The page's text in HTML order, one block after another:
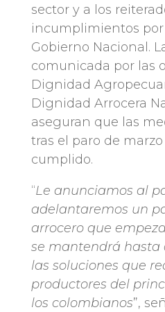
sector y a los
incumplimientos por
Gobierno Nacional.
comunicada por las
Dignidad
Dignidad Arrocera
aseguran que las
tras el paro de
cumplido.
“Le anunciamos al
adelantaremos un
arrocero que
se mantendrá hasta
las soluciones que
productores del
los colombianos”,